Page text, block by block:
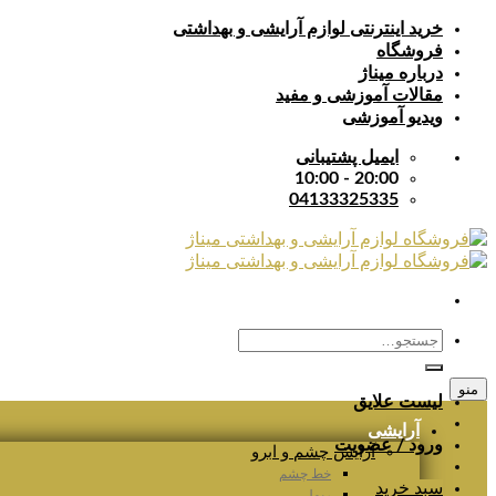
Skip
content
خرید اینترنتی لوازم آرایشی و بهداشتی
فروشگاه
درباره میناژ
مقالات آموزشی و مفید
ویدیو آموزشی
ایمیل پشتیبانی
20:00 - 10:00
04133325335
جستجو
برای:
لیست علایق
ورود / عضویت
سبد خرید
منو
آرایشی
آرایش چشم و ابرو
خط چشم